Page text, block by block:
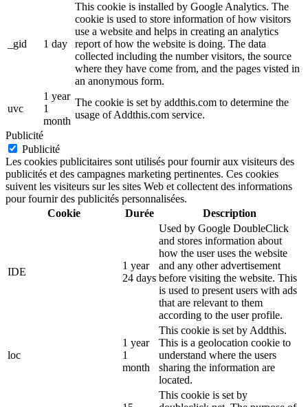
_gid 1 day
This cookie is installed by Google Analytics. The
cookie is used to store information of how visitors
use a website and helps in creating an analytics
report of how the website is doing. The data
collected including the number visitors, the source
where they have come from, and the pages visted in
an anonymous form.
uvc
1 year
1
month
The cookie is set by addthis.com to determine the
usage of Addthis.com service.
Publicité
Publicité
Les cookies publicitaires sont utilisés pour fournir aux visiteurs des
publicités et des campagnes marketing pertinentes. Ces cookies
suivent les visiteurs sur les sites Web et collectent des informations
pour fournir des publicités personnalisées.
Cookie
Durée Description
IDE
1 year
24 days
Used by Google DoubleClick
and stores information about
how the user uses the website
and any other advertisement
before visiting the website. This
is used to present users with ads
that are relevant to them
according to the user profile.
loc
1 year
1
month
This cookie is set by Addthis.
This is a geolocation cookie to
understand where the users
sharing the information are
located.
This cookie is set by